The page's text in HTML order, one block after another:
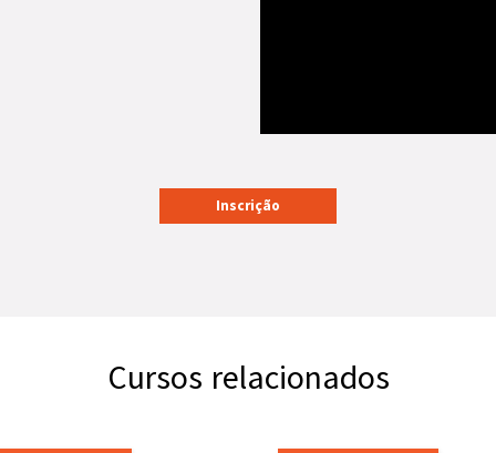
Inscrição
Cursos relacionados